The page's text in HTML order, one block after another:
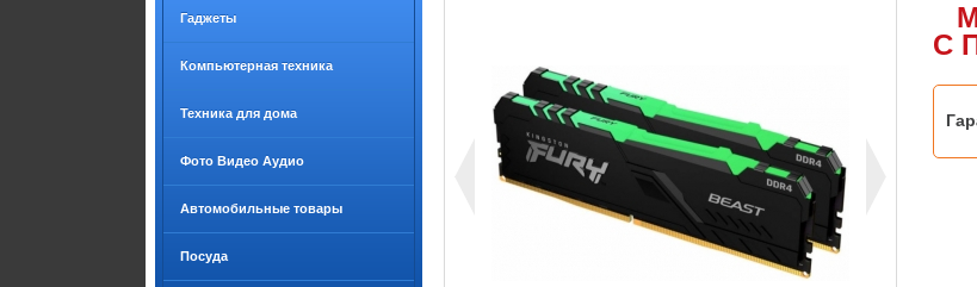
Гаджеты
Компьютерная техника
Техника для дома
Фото Видео Аудио
Автомобильные товары
Посуда
С